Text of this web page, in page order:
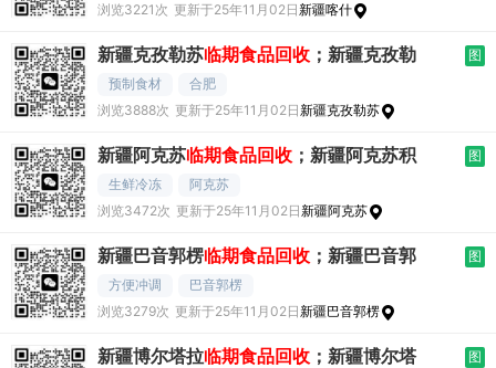
浏览3221次 更新于25年11月02日新疆喀什
新疆克孜勒苏临期食品回收 ；新疆克孜勒
图
预制食材
合肥
浏览3888次 更新于25年11月02日新疆克孜勒苏
新疆阿克苏临期食品回收 ；新疆阿克苏积
图
生鲜冷冻
阿克苏
浏览3472次 更新于25年11月02日新疆阿克苏
新疆巴音郭楞临期食品回收 ；新疆巴音郭
图
方便冲调
巴音郭楞
浏览3279次 更新于25年11月02日新疆巴音郭楞
新疆博尔塔拉临期食品回收 ；新疆博尔塔
图